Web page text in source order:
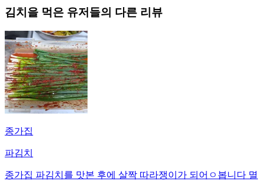
김치 을 먹은 유저들의 다른 리뷰
종가집
파김치
종가집 파김치를 맛본 후에 살짝 따라쟁이가 되어ㅇ봅니다 멸